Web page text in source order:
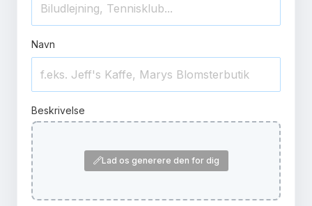
Navn
Beskrivelse
Lad os generere den for dig